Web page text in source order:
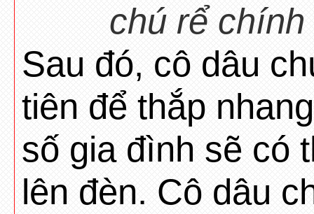
chú rể
Sau đó, cô dâu
tiên để thắp
số gia đình sẽ có
lên đèn. Cô dâu